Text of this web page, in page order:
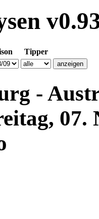
Tipper
-
07.